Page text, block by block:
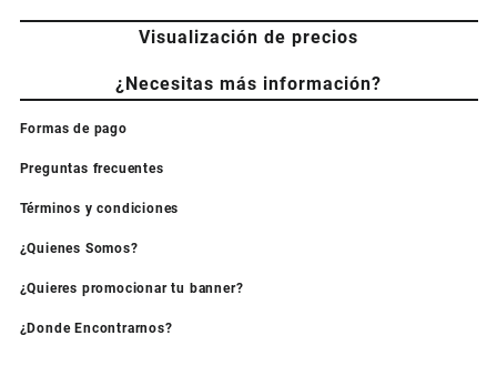
Visualización de precios
¿Necesitas más información?
Formas de pago
Preguntas frecuentes
Términos y condiciones
¿Quienes Somos?
¿Quieres promocionar tu banner?
¿Donde Encontrarnos?